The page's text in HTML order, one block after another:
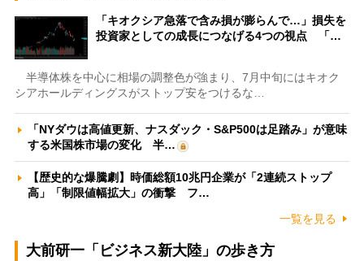
「キオクシア急落で含み損が膨らんで…」損失を
投資家としての成長につなげる4つの視点 「…
半導体株を中心に相場の調整色が強まり、7月中旬にはキオク
シアホールディングスがストップ安をつけるな…
「NYダウは高値更新、ナスダック・S&P500は足踏み」が意味
する米国株市場の変化 半…
【歴史的な爆騰劇】時価総額10兆円企業が「2連続ストップ
高」「制限値幅拡大」の衝撃 フ…
一覧を見る
大前研一「ビジネス新大陸」の歩き方